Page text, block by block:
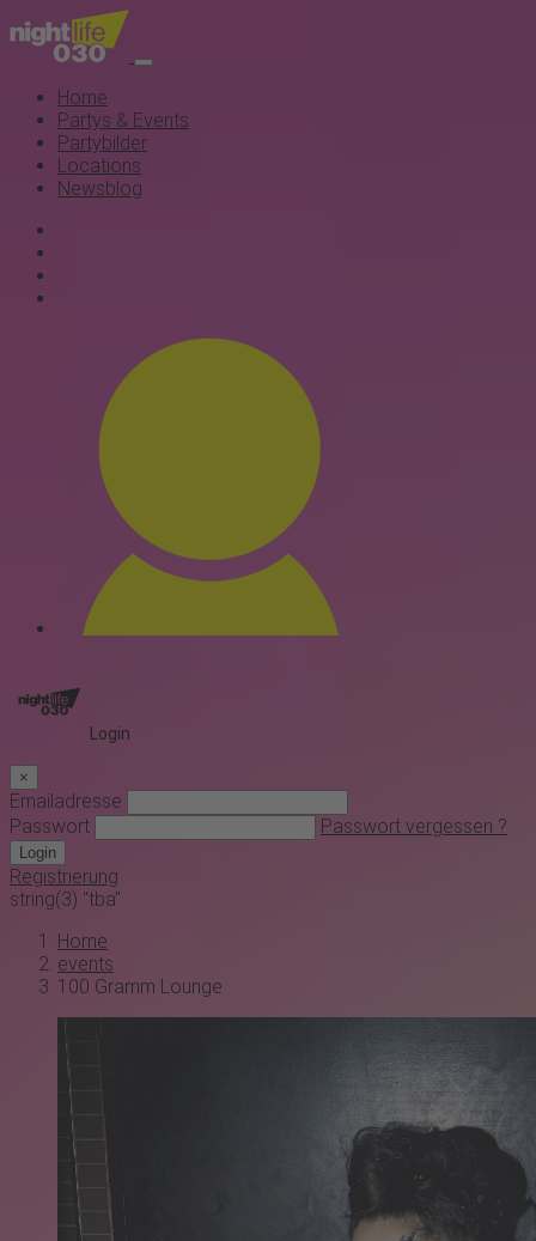
Home
Partys & Events
Partybilder
Locations
Newsblog
Login
×
Emailadresse
Passwort
Passwort vergessen ?
Login
Registrierung
string(3) "tba"
Home
events
100 Gramm Lounge